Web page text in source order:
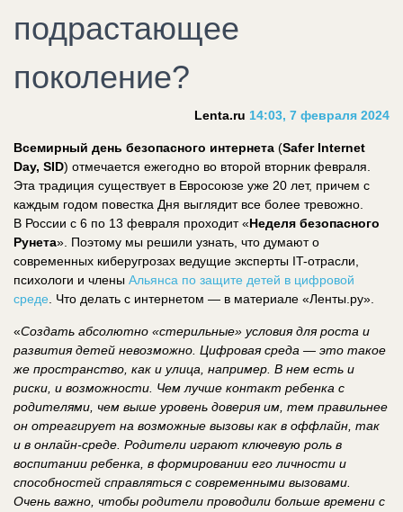
подрастающее
поколение?
Lenta.ru 14:03, 7 февраля 2024
Всемирный день безопасного интернета (Safer Internet
Day, SID) отмечается ежегодно во второй вторник февраля.
Эта традиция существует в Евросоюзе уже 20 лет, причем с
каждым годом повестка Дня выглядит все более тревожно.
В России с 6 по 13 февраля проходит «Неделя безопасного
Рунета». Поэтому мы решили узнать, что думают о
современных киберугрозах ведущие эксперты IT-отрасли,
психологи и члены Альянса по защите детей в цифровой
среде . Что делать с интернетом — в материале «Ленты.ру».
«Создать абсолютно «стерильные» условия для роста и
развития детей невозможно. Цифровая среда — это такое
же пространство, как и улица, например. В нем есть и
риски, и возможности. Чем лучше контакт ребенка с
родителями, чем выше уровень доверия им, тем правильнее
он отреагирует на возможные вызовы как в оффлайн, так
и в онлайн-среде. Родители играют ключевую роль в
воспитании ребенка, в формировании его личности и
способностей справляться с современными вызовами.
Очень важно, чтобы родители проводили больше времени с